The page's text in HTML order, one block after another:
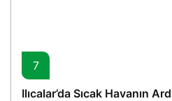
7
Ilıcalar’da Sıcak Havanın